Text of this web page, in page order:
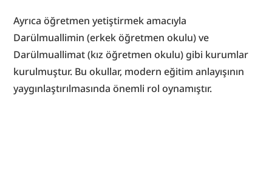
Ayrıca öğretmen yetiştirmek amacıyla
Darülmuallimin (erkek öğretmen okulu) ve
Darülmuallimat (kız öğretmen okulu) gibi kurumlar
kurulmuştur. Bu okullar, modern eğitim anlayışının
yaygınlaştırılmasında önemli rol oynamıştır.